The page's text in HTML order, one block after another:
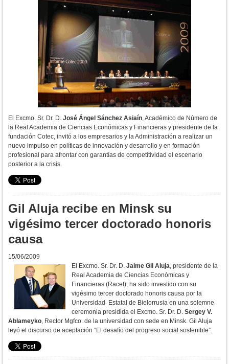
El Excmo. Sr. Dr. D. José Ángel Sánchez Asiaín, Académico de Número de
la Real Academia de Ciencias Económicas y Financieras y presidente de la
fundación Cotec, invitó a los empresarios y la Administración a realizar un
nuevo impulso en políticas de innovación y desarrollo y en formación
profesional para afrontar con garantías de competitividad el escenario
posterior a la crisis.
Gil Aluja recibe en Minsk su
vigésimo tercer doctorado honoris
causa
15/06/2009
El Excmo. Sr. Dr. D. Jaime Gil Aluja, presidente de la
Real Academia de Ciencias Económicas y
Financieras (Racef), ha sido investido con su
vigésimo tercer doctorado honoris causa por la
Universidad Estatal de Bielorrusia en una solemne
ceremonia presidida el Excmo. Sr. Dr. D. Sergey V.
Ablameyko, Rector Mgfco. de la universidad con sede en Minsk. Gil Aluja
leyó el discurso de aceptación “El desafío del progreso social sostenible”.